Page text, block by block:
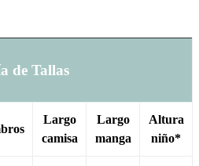
de Tallas
Largo
camisa
Largo
manga
Altura
niño*